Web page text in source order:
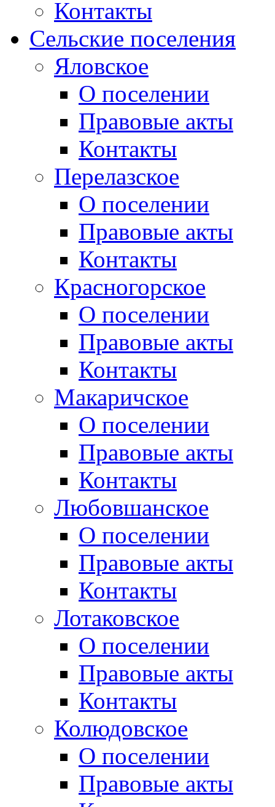
Контакты
Сельские поселения
Яловское
О поселении
Правовые акты
Контакты
Перелазское
О поселении
Правовые акты
Контакты
Красногорское
О поселении
Правовые акты
Контакты
Макаричское
О поселении
Правовые акты
Контакты
Любовшанское
О поселении
Правовые акты
Контакты
Лотаковское
О поселении
Правовые акты
Контакты
Колюдовское
О поселении
Правовые акты